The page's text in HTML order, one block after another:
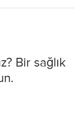
Bir sağlık